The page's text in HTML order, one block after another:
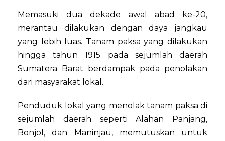
Memasuki dua dekade awal abad ke-20,
merantau dilakukan dengan daya jangkau
yang lebih luas. Tanam paksa yang dilakukan
hingga tahun 1915 pada sejumlah daerah
Sumatera Barat berdampak pada penolakan
dari masyarakat lokal.
Penduduk lokal yang menolak tanam paksa di
sejumlah daerah seperti Alahan Panjang,
Bonjol, dan Maninjau, memutuskan untuk